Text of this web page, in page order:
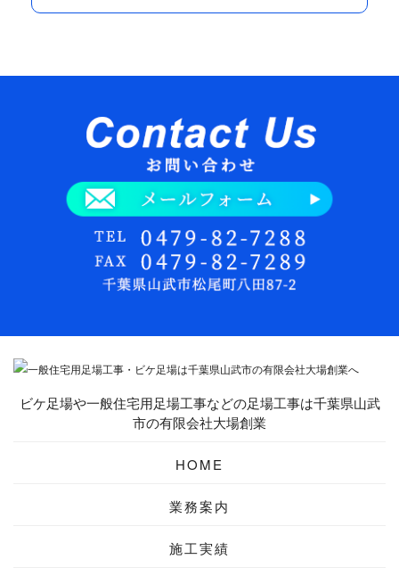
ビケ足場や一般住宅用足場工事などの足場工事は千葉県山武
市の有限会社大場創業
HOME
業務案内
施工実績